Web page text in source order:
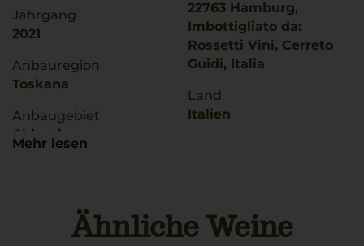
Jahrgang
2021
Anbauregion
Toskana
Anbaugebiet
Chianti
Rebsorten
75% Sangiovese
22763 Hamburg,
Imbottigliato da:
Rossetti Vini, Cerreto
Guidi, Italia
Land
Italien
trocken
Mehr lesen
Ähnliche Weine